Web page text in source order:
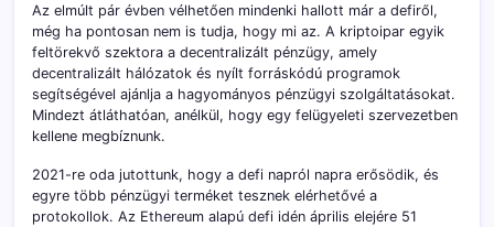
Az elmúlt pár évben vélhetően mindenki hallott már a defiről,
még ha pontosan nem is tudja, hogy mi az. A kriptoipar egyik
feltörekvő szektora a decentralizált pénzügy, amely
decentralizált hálózatok és nyílt forráskódú programok
segítségével ajánlja a hagyományos pénzügyi szolgáltatásokat.
Mindezt átláthatóan, anélkül, hogy egy felügyeleti szervezetben
kellene megbíznunk.
2021-re oda jutottunk, hogy a defi napról napra erősödik, és
egyre több pénzügyi terméket tesznek elérhetővé a
protokollok. Az Ethereum alapú defi idén április elejére 51